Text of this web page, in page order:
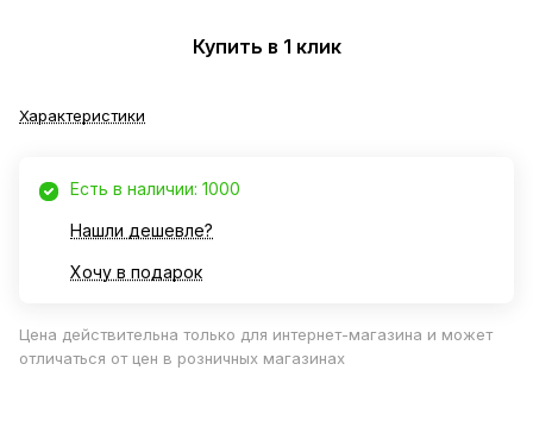
Купить в 1 клик
Характеристики
Есть в наличии: 1000
Нашли дешевле?
Хочу в подарок
Цена действительна только для интернет-магазина и может
отличаться от цен в розничных магазинах